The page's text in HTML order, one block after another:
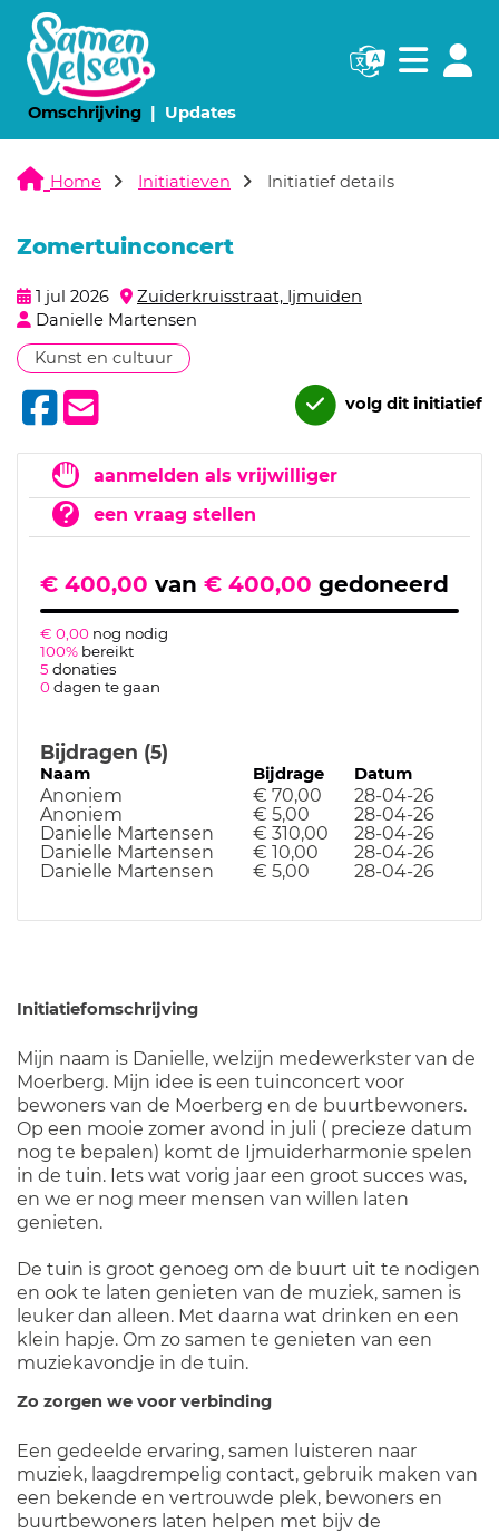
Omschrijving(huidige pagina)
Updates(huidige pagina)
Navigatie
Home Initiatieven Initiatief details
Zomertuinconcert
1 jul 2026
Zuiderkruisstraat, Ijmuiden
Danielle Martensen
Kunst en cultuur
volg dit initiatief
aanmelden als vrijwilliger
een vraag stellen
€ 400,00 van € 400,00 gedoneerd
€ 0,00 nog nodig
100% bereikt
5 donaties
0dagen te gaan
Bijdragen (5)
Naam Bijdrage Datum
Anoniem € 70,00
28-04-26
Anoniem
€ 5,00
28-04-26
Danielle Martensen
€ 310,00
28-04-26
Danielle Martensen
€ 10,00
28-04-26
Danielle Martensen
€ 5,00 28-04-26
Initiatiefomschrijving
Mijn naam is Danielle, welzijn medewerkster van de
Moerberg. Mijn idee is een tuinconcert voor
bewoners van de Moerberg en de buurtbewoners.
Op een mooie zomer avond in juli ( precieze datum
nog te bepalen) komt de Ijmuiderharmonie spelen
in de tuin. Iets wat vorig jaar een groot succes was,
en we er nog meer mensen van willen laten
genieten.
De tuin is groot genoeg om de buurt uit te nodigen
en ook te laten genieten van de muziek, samen is
leuker dan alleen. Met daarna wat drinken en een
klein hapje. Om zo samen te genieten van een
muziekavondje in de tuin.
Zo zorgen we voor verbinding
Een gedeelde ervaring, samen luisteren naar
muziek, laagdrempelig contact, gebruik maken van
een bekende en vertrouwde plek, bewoners en
buurtbewoners laten helpen met bijv de